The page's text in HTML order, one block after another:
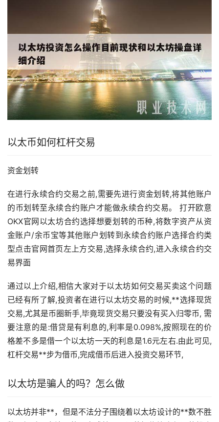
以太币如何杠杆交易
资金划转
在进行永续合约交易之前,需要先进行资金划转,将其他账户
的币划转至永续合约账户才能做永续合约交易。 打开欧意
OKX官网以太坊合约选择想要划转的币种,将数字资产从资
金账户/余币宝等其他账户划转到永续合约账户选择合约类
型点击官网首页左上方交易,选择永续合约,进入永续合约交
易界面
通过以上介绍,相信大家对于以太坊如何交易买卖这个问题
已经有所了解,投资者在进行以太坊交易的时候,**选择现货
交易,尤其是币圈新手,毕竟现货交易只要没有买入归零币, 需
要注意的是:借贷是有利息的,利率是0.098%,按照现在的价
格差不多是借一个以太坊一天的利息是1.6元左右.由此可见,
杠杆交易**步为借币,完成借币后进入投资交易环节,
以太坊是骗人的吗？怎么做
以太坊并非**，但是不法分子围绕着以太坊设计的**数不胜